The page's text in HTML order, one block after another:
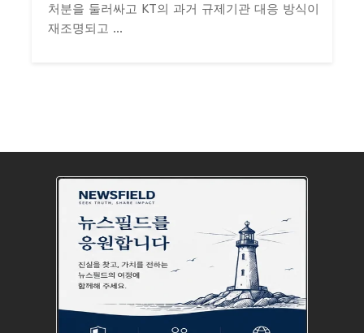
처분을 둘러싸고 KT의 과거 규제기관 대응 방식이
재조명되고 ...